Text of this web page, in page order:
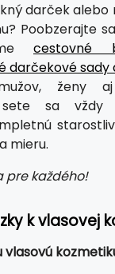
darček alebo
Poobzerajte
cestovné
darčekové
ženy
sa vždy
mieru.
pre každého!
k vlasovej